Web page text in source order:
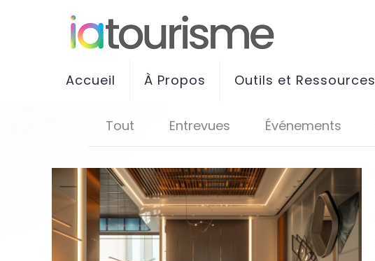
Accueil À Propos Outils et Ressources
Tout Entrevues Événements